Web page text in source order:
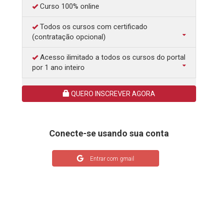
Curso 100% online
Todos os cursos com certificado
(contratação opcional)
Acesso ilimitado a todos os cursos do portal
por 1 ano inteiro
QUERO INSCREVER AGORA
Conecte-se usando sua conta
Entrar com gmail